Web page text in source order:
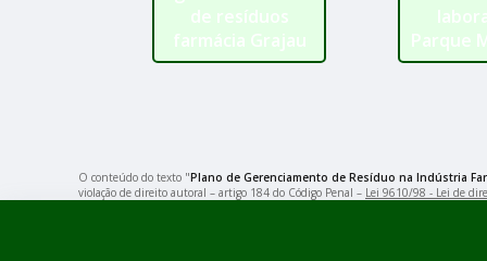
de resíduos
farmácia Grajau
Parque
O conteúdo do texto "Plano de Gerenciamento de Resíduo na Indústria
violação de direito autoral – artigo 184 do Código Penal – Lei 9610/98 - Lei de